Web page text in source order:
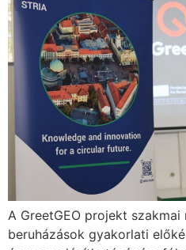
A GreetGEO projekt
beruházások gyakorlati